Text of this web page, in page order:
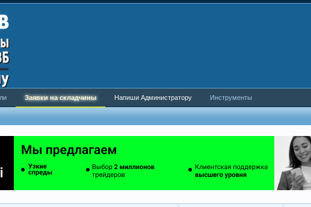
Заявки на складчины Напиши Администратору Инструменты